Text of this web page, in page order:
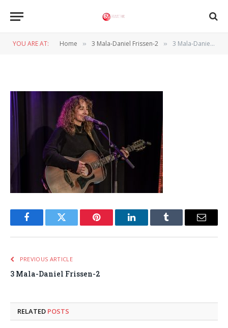
YOU ARE AT: Home » 3 Mala-Daniel Frissen-2 » 3 Mala-Daniel Frissen-2
FacebookTwitter Pinterest LinkedInTumblr Email
PREVIOUS ARTICLE
3 Mala-Daniel Frissen-2
RELATED POSTS